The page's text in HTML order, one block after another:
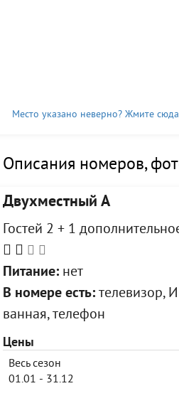
Место указано неверно? Жмите сюда
Описания номеров,
Двухместный А
Гостей 2 + 1
Питание:нет
В номере есть:телевизор,
ванная, телефон
Цены
Весь сезон
01.01 - 31.12